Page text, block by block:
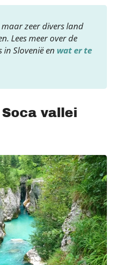
maar zeer divers land
Lees meer over de
Slovenië en wat er te
Soca vallei